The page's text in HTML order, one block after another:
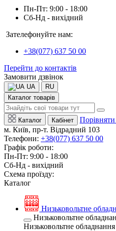
Пн-Пт: 9:00 - 18:00
Сб-Нд - вихідний
Зателефонуйте нам:
+38(077) 637 50 00
Перейти до контактів
Замовити дзвінок
UA
RU
Каталог товарів
Каталог Кабінет Порівняти
м. Київ, пр-т. Відрадний 103
Телефони: +38(077) 637 50 00
Графік роботи:
Пн-Пт: 9:00 - 18:00
Сб-Нд - вихідний
Схема проїзду:
Каталог
Низьковольтне
Низьковольтне
Низьковольтне обладнання